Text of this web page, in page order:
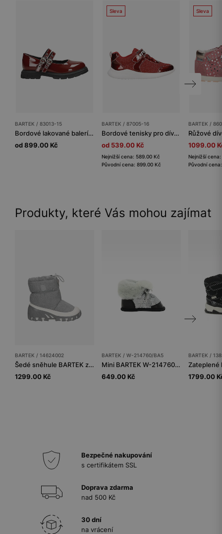
BARTEK / 83013-15
Bordové lakované balerínky pro dívky BARTEK 83013-15
od 899.00 Kč
Sleva
BARTEK / 87005-16
Bordové tenisky pro dívky s lakovanými prvky BARTEK 87005-16
od 539.00 Kč
Nejnižší cena: 589.00 Kč
Původní cena: 899.00 Kč
Sleva
BARTEK /
1099.00
Nejnižší
Původní
Produkty, které Vás mohou zajímat
BARTEK / 14624002
Šedé sněhule BARTEK zateplené přírodní vlnou 14624002
1299.00 Kč
BARTEK / W-214760/BA5
Mini BARTEK W-214760/BA5, pro dívky, černostříbrné
649.00 Kč
BARTEK /
1799.00
Bezpečné nakupování
s certifikátem SSL
Doprava zdarma
nad 500 Kč
30 dní
na vrácení